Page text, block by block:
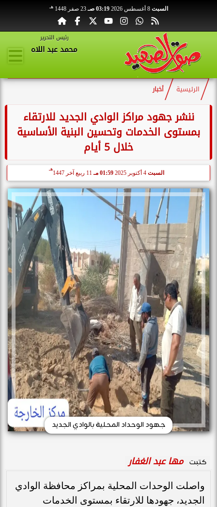
السبت 8 أغسطس 2026 03:19 صـ 23 صفر 1448 هـ
رئيس التحرير
محمد عبد اللاه
الرئيسية أخبار
ننشر جهود مراكز الوادي الجديد للارتقاء
بمستوى الخدمات وتحسين البنية الأساسية
خلال 5 أيام
السبت 01:59 مـ 11 ربيع آخر 1447
هـ
جهود الوحداد المحلية بالوادي الجديد
كتبت مها عبد الغفار
واصلت الوحدات المحلية بمراكز محافظة الوادي
الجديد، جهودها للارتقاء بمستوى الخدمات